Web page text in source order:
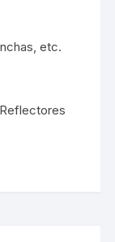
etc.
Reflectores